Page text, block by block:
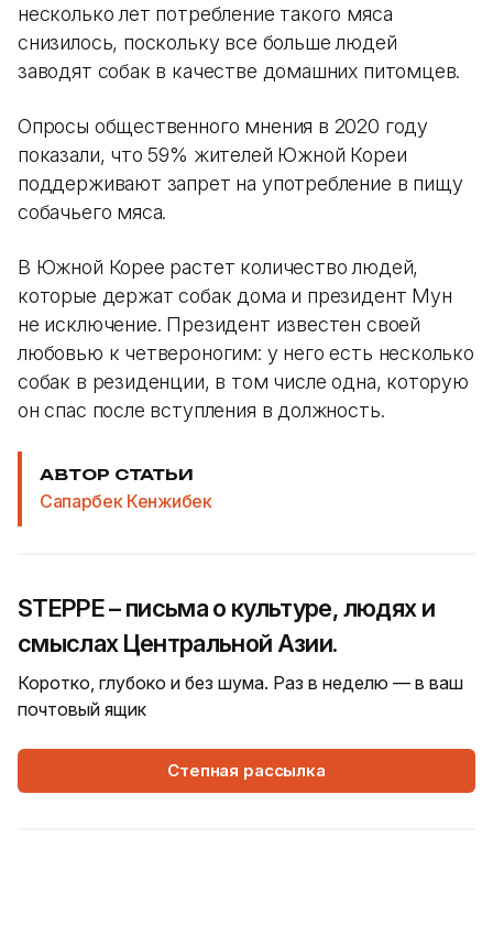
несколько лет потребление такого мяса
снизилось, поскольку все больше людей
заводят собак в качестве домашних питомцев.
Опросы общественного мнения в 2020 году
показали, что 59% жителей Южной Кореи
поддерживают запрет на употребление в пищу
собачьего мяса.
В Южной Корее растет количество людей,
которые держат собак дома и президент Мун
не исключение. Президент известен своей
любовью к четвероногим: у него есть несколько
собак в резиденции, в том числе одна, которую
он спас после вступления в должность.
АВТОР СТАТЬИ
Сапарбек Кенжибек
STEPPE – письма о культуре, людях и
смыслах Центральной Азии.
Коротко, глубоко и без шума. Раз в неделю — в ваш
почтовый ящик
Степная рассылка